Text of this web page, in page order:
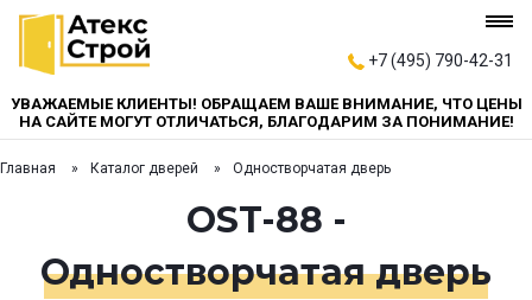
+7 (495) 790-42-31
УВАЖАЕМЫЕ КЛИЕНТЫ! ОБРАЩАЕМ ВАШЕ ВНИМАНИЕ, ЧТО ЦЕНЫ
НА САЙТЕ МОГУТ ОТЛИЧАТЬСЯ, БЛАГОДАРИМ ЗА ПОНИМАНИЕ!
Главная Каталог дверей Одностворчатая дверь
OST-88 -
Одностворчатая дверь